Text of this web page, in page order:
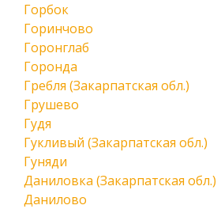
Горбок
Горинчово
Горонглаб
Горонда
Гребля (Закарпатская обл.)
Грушево
Гудя
Гукливый (Закарпатская обл.)
Гуняди
Даниловка (Закарпатская обл.)
Данилово